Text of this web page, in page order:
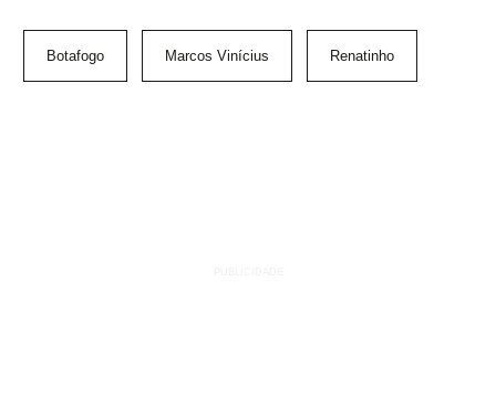
Botafogo Marcos Vinícius Renatinho